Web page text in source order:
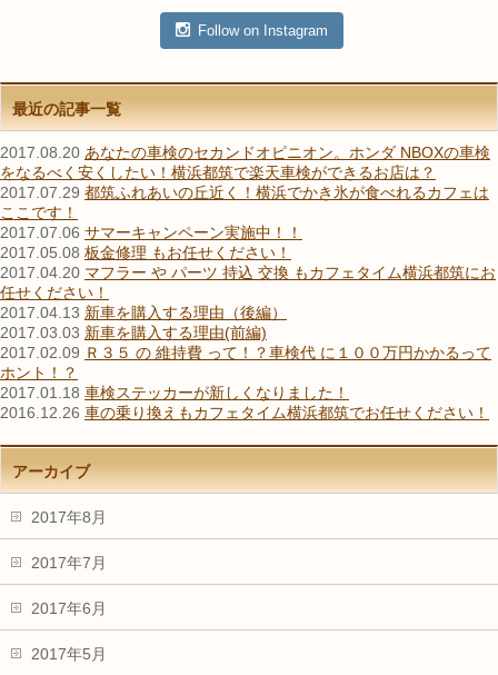
Follow on Instagram
最近の記事一覧
2017.08.20 あなたの車検のセカンドオピニオン。ホンダ NBOXの車検
をなるべく安くしたい！横浜都筑で楽天車検ができるお店は？
2017.07.29 都筑ふれあいの丘近く！横浜でかき氷が食べれるカフェは
ここです！
2017.07.06 サマーキャンペーン実施中！！
2017.05.08 板金修理 もお任せください！
2017.04.20 マフラー や パーツ 持込 交換 もカフェタイム横浜都筑にお
任せください！
2017.04.13 新車を購入する理由（後編）
2017.03.03 新車を購入する理由(前編)
2017.02.09 Ｒ３５ の 維持費 って！？車検代 に１００万円かかるって
ホント！？
2017.01.18 車検ステッカーが新しくなりました！
2016.12.26 車の乗り換えもカフェタイム横浜都筑でお任せください！
アーカイブ
2017年8月
2017年7月
2017年6月
2017年5月